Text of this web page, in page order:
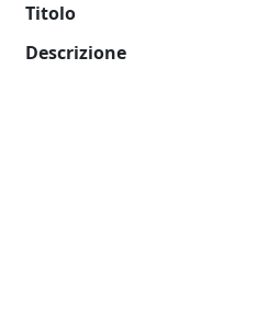
Titolo
Descrizione